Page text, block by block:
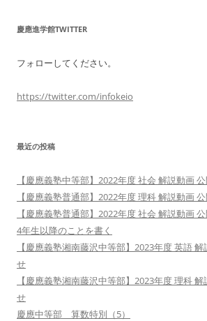
慶應進学館TWITTER
フォローしてください。
https://twitter.com/infokeio
最近の投稿
【慶應義塾中等部】2022年度 社会 解説動画
【慶應義塾普通部】2022年度 理科 解説動画
【慶應義塾普通部】2022年度 社会 解説動画
4年生以降のことを書く
【慶應義塾湘南藤沢中等部】2023年度 英語
せ
【慶應義塾湘南藤沢中等部】2023年度 理科
せ
慶應中等部 算数特別（5）